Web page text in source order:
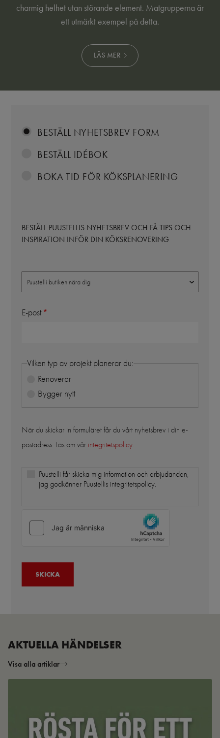
charmig helhet utan störande element. Matgrupperna är
ett utmärkt exempel på detta.
LÄS MER
BESTÄLL NYHETSBREV FORM
BESTÄLL IDÉBOK
BOKA TID FÖR KÖKSPLANERING
BESTÄLL PUUSTELLIS NYHETSBREV OCH FÅ TIPS OCH
INSPIRATION INFÖR DIN KÖKSRENOVERING
Puustelli butiken nära dig
E-post
Vilken typ av projekt planerar du:
Renoverar
Bygger nytt
När du skickar in formuläret får du vårt nyhetsbrev i din e-
postadress. Läs om vår integritetspolicy.
Puustelli får skicka mig information och erbjudanden,
jag godkänner Puustellis integritetspolicy.
AKTUELLA HÄNDELSER
Visa alla artiklar